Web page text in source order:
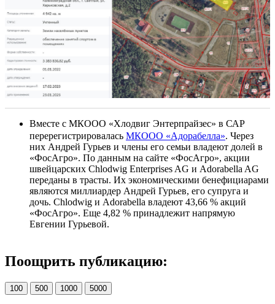
Вместе с МКООО «Хлодвиг Энтерпрайзес» в САР
перерегистрировалась МКООО «Адорабелла». Через
них Андрей Гурьев и члены его семьи владеют долей в
«ФосАгро». По данным на сайте «ФосАгро», акции
швейцарских Chlodwig Enterprises AG и Adorabella AG
переданы в трасты. Их экономическими бенефициарами
являются миллиардер Андрей Гурьев, его супруга и
дочь. Chlodwig и Adorabella владеют 43,66 % акций
«ФосАгро». Еще 4,82 % принадлежит напрямую
Евгении Гурьевой.
Поощрить публикацию:
100 500 1000 5000